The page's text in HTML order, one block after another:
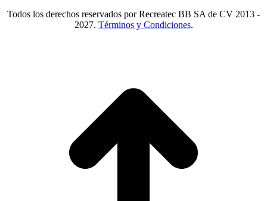
Todos los derechos reservados por Recreatec BB SA de CV 2013 -
2027. Términos y Condiciones.